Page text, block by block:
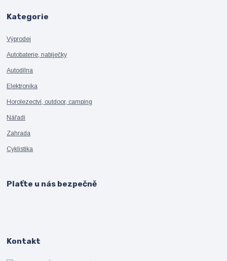
Kategorie
Výprodej
Autobaterie, nabíječky
Autodílna
Elektronika
Horolezectví, outdoor, camping
Nářadí
Zahrada
Cyklistika
Plaťte u nás bezpečně
Kontakt